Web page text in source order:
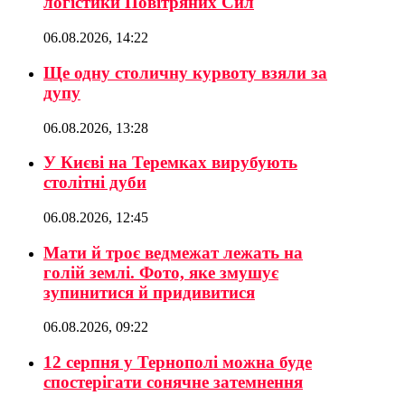
06.08.2026, 14:22
Ще одну столичну курвоту взяли за
дупу
06.08.2026, 13:28
У Києві на Теремках вирубують
столітні дуби
06.08.2026, 12:45
Мати й троє ведмежат лежать на
голій землі. Фото, яке змушує
зупинитися й придивитися
06.08.2026, 09:22
12 серпня у Тернополі можна буде
спостерігати сонячне затемнення